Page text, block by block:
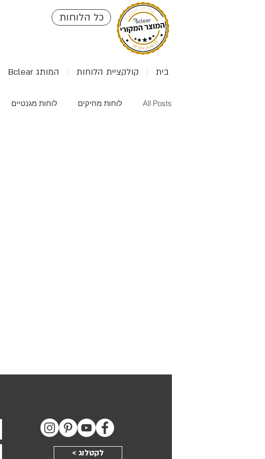
כל הלוחות
בית קולקציית הלוחות המותג Bclear
All Posts לוחות מחיקים לוחות מגנטיים
< לקטלוג